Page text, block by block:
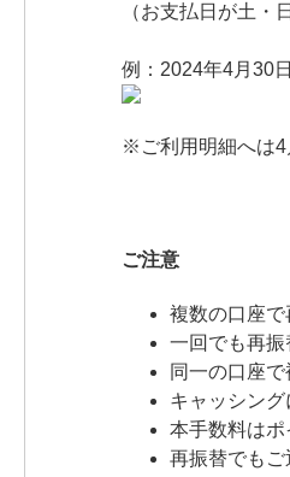
（お支払日が土・
例：2024年4月30
※ご利用明細へは4
ご注意
複数の口座で
一回でも再振
同一の口座
キャッシン
本手数料はポ
再振替でもご